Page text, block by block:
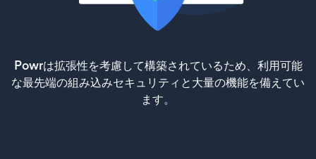
Powrは拡張性を考慮して構築されているため、利用可能
な最先端の組み込みセキュリティと大量の機能を備えてい
ます。